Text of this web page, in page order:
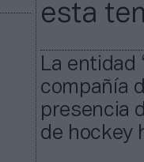
esta
La entidad
compañía
presencia
de hockey